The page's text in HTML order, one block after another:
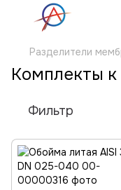
Разделители
Комплекты
Фильтр